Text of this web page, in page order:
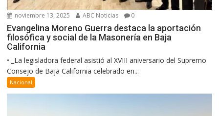
noviembre 13, 2025 ABC Noticias 0
Evangelina Moreno Guerra destaca la aportación
filosófica y social de la Masonería en Baja
California
• _La legisladora federal asistió al XVIII aniversario del Supremo
Consejo de Baja California celebrado en...
Nacional